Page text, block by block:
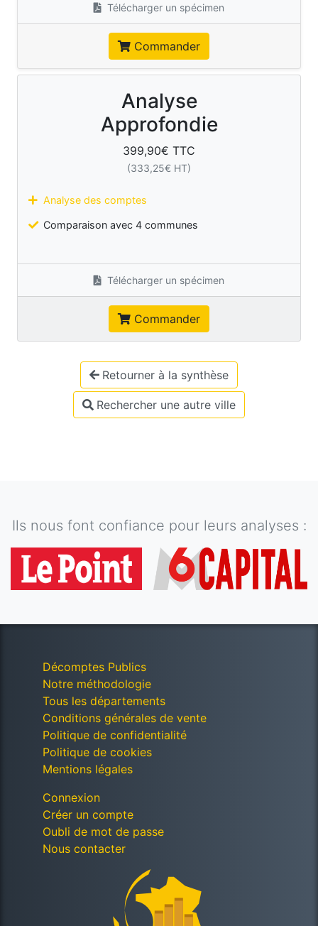
Télécharger un spécimen
Commander
Analyse
Approfondie
399,90€ TTC
(333,25€ HT)
Analyse des comptes
Comparaison avec 4 communes
Télécharger un spécimen
Commander
Retourner à la synthèse
Rechercher une autre ville
Ils nous font confiance pour leurs analyses :
Décomptes Publics
Notre méthodologie
Tous les départements
Conditions générales de vente
Politique de confidentialité
Politique de cookies
Mentions légales
Connexion
Créer un compte
Oubli de mot de passe
Nous contacter